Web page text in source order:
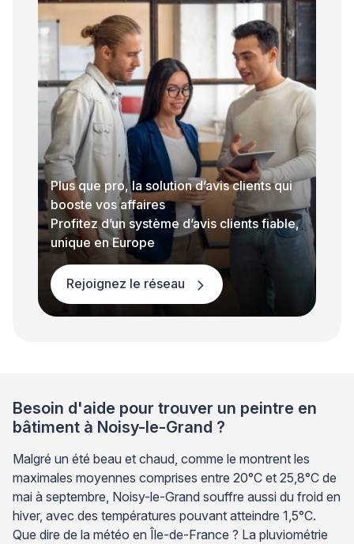
Plus que pro, la solution d’avis clients qui
booste vos affaires
Profitez d’un système d’avis clients fiable,
unique en Europe
Rejoignez le réseau
Besoin d'aide pour trouver un peintre en
bâtiment à Noisy-le-Grand ?
Malgré un été beau et chaud, comme le montrent les
maximales moyennes comprises entre 20°C et 25,8°C de
mai à septembre, Noisy-le-Grand souffre aussi du froid en
hiver, avec des températures pouvant atteindre 1,5°C.
Que dire de la météo en Île-de-France ? La pluviométrie